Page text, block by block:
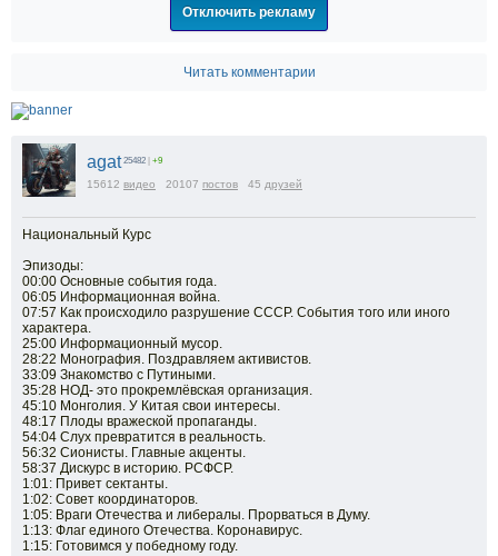
00:00
00:00
01:16:55
1x
1.75x
1.5x
1.25x
1x
0.75x
0.5x
100%
Масштаб:100%
-5%
+5%
Отключить рекламу
Читать комментарии
agat 25482 +9
15612 видео 20107 постов 45 друзей
Национальный Курс
Эпизоды:
00:00 Основные события года.
06:05 Информационная война.
07:57 Как происходило разрушение СССР. События того или иного
характера.
25:00 Информационный мусор.
28:22 Монография. Поздравляем активистов.
33:09 Знакомство с Путиными.
35:28 НОД- это прокремлёвская организация.
45:10 Монголия. У Китая свои интересы.
48:17 Плоды вражеской пропаганды.
54:04 Слух превратится в реальность.
56:32 Сионисты. Главные акценты.
58:37 Дискурс в историю. РСФСР.
1:01: Привет сектанты.
1:02: Совет координаторов.
1:05: Враги Отечества и либералы. Прорваться в Думу.
1:13: Флаг единого Отечества. Коронавирус.
1:15: Готовимся у победному году.